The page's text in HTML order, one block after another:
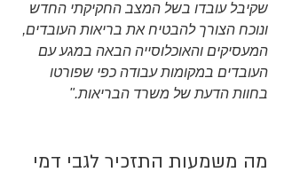
שקיבל עובדו בשל המצב החקיקתי החדש
ונוכח הצורך להבטיח את בריאות העובדים,
המעסיקים והאוכלוסייה הבאה במגע עם
העובדים במקומות עבודה כפי שפורטו
בחוות הדעת של משרד הבריאות."
מה משמעות התזכיר לגבי דמי